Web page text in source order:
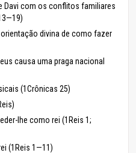
Davi com os conflitos familiares
orientação divina de como fazer
causa uma praga nacional
(1Crônicas 25)
lhe como rei (1Reis 1;
(1Reis 1—11)